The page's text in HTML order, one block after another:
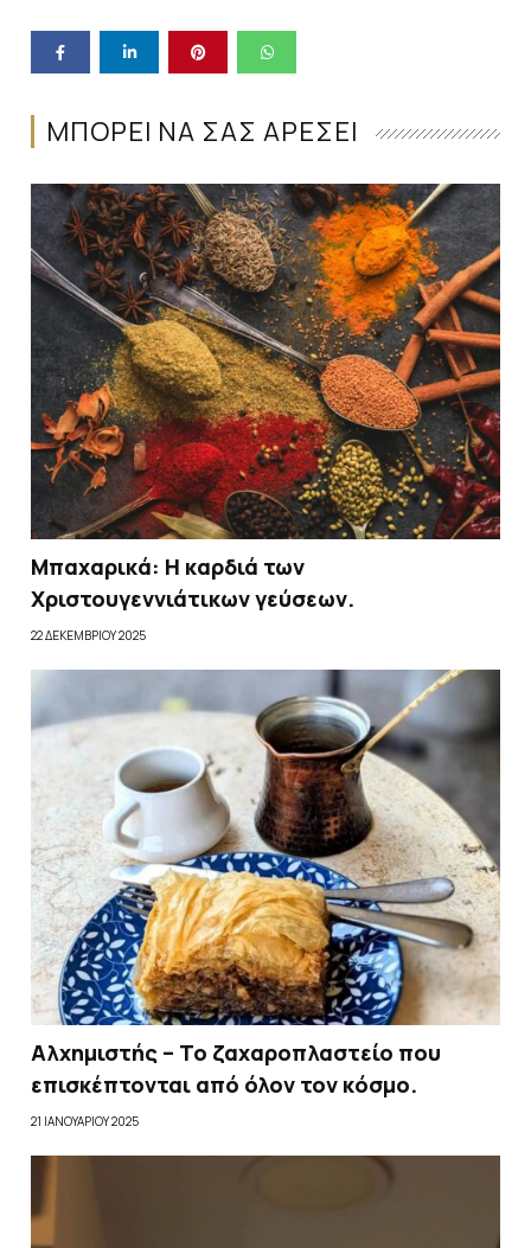
ΜΠΟΡΕΙ ΝΑ ΣΑΣ ΑΡΕΣΕΙ
Μπαχαρικά: Η καρδιά των
Χριστουγεννιάτικων γεύσεων.
22 ΔΕΚΕΜΒΡΊΟΥ 2025
Αλχημιστής – Το ζαχαροπλαστείο που
επισκέπτονται από όλον τον κόσμο.
21 ΙΑΝΟΥΑΡΊΟΥ 2025